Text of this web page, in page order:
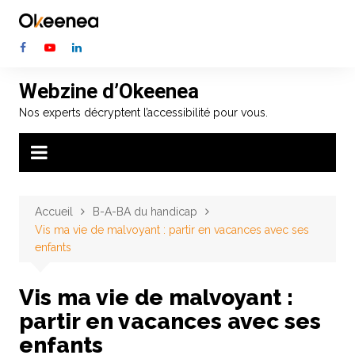
contenu
Webzine d’Okeenea
Nos experts décryptent l’accessibilité pour vous.
Accueil
B-A-BA du handicap
Vis ma vie de malvoyant : partir en vacances avec ses
enfants
Vis ma vie de malvoyant :
partir en vacances avec ses
enfants